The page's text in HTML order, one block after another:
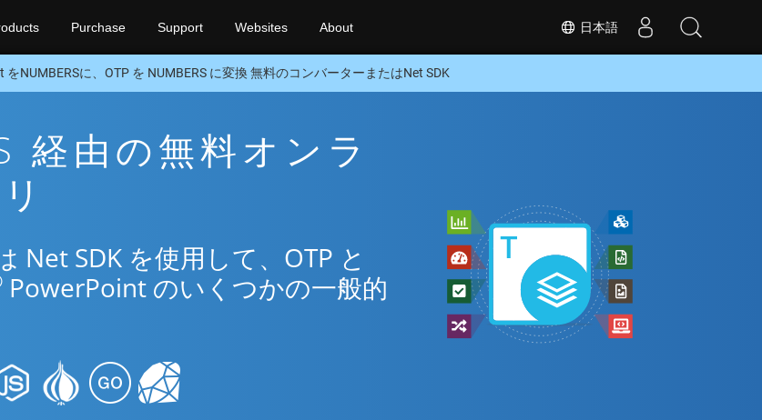
日本語
Purchase Support Websites About
をNUMBERSに、OTP を NUMBERS に変換 無料のコンバーターまたはNet SDK
経由の無料オンラ
Net SDK を使用して、OTP と
PowerPoint のいくつかの一般的